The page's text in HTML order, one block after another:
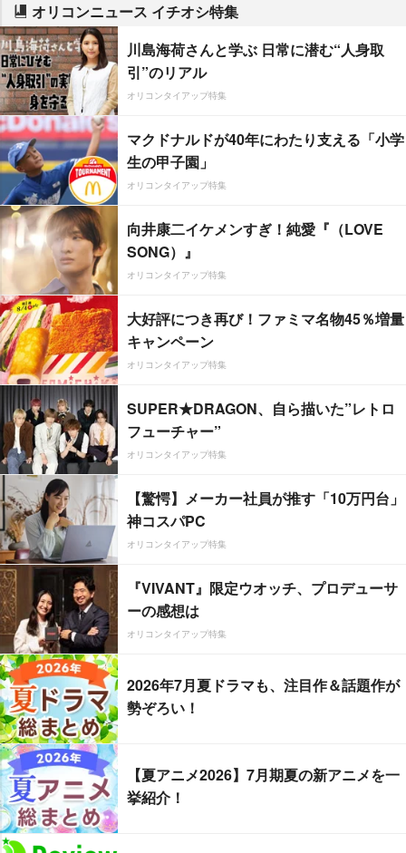
オリコンニュース イチオシ特集
川島海荷さんと学ぶ 日常に潜む“人身取
引”のリアル
オリコンタイアップ特集
マクドナルドが40年にわたり支える「小学
生の甲子園」
オリコンタイアップ特集
向井康二イケメンすぎ！純愛『（LOVE
SONG）』
オリコンタイアップ特集
大好評につき再び！ファミマ名物45％増量
キャンペーン
オリコンタイアップ特集
SUPER★DRAGON、自ら描いた”レトロ
フューチャー”
オリコンタイアップ特集
【驚愕】メーカー社員が推す「10万円台」
神コスパPC
オリコンタイアップ特集
『VIVANT』限定ウオッチ、プロデューサ
ーの感想は
オリコンタイアップ特集
2026年7月夏ドラマも、注目作＆話題作が
勢ぞろい！
【夏アニメ2026】7月期夏の新アニメを一
挙紹介！